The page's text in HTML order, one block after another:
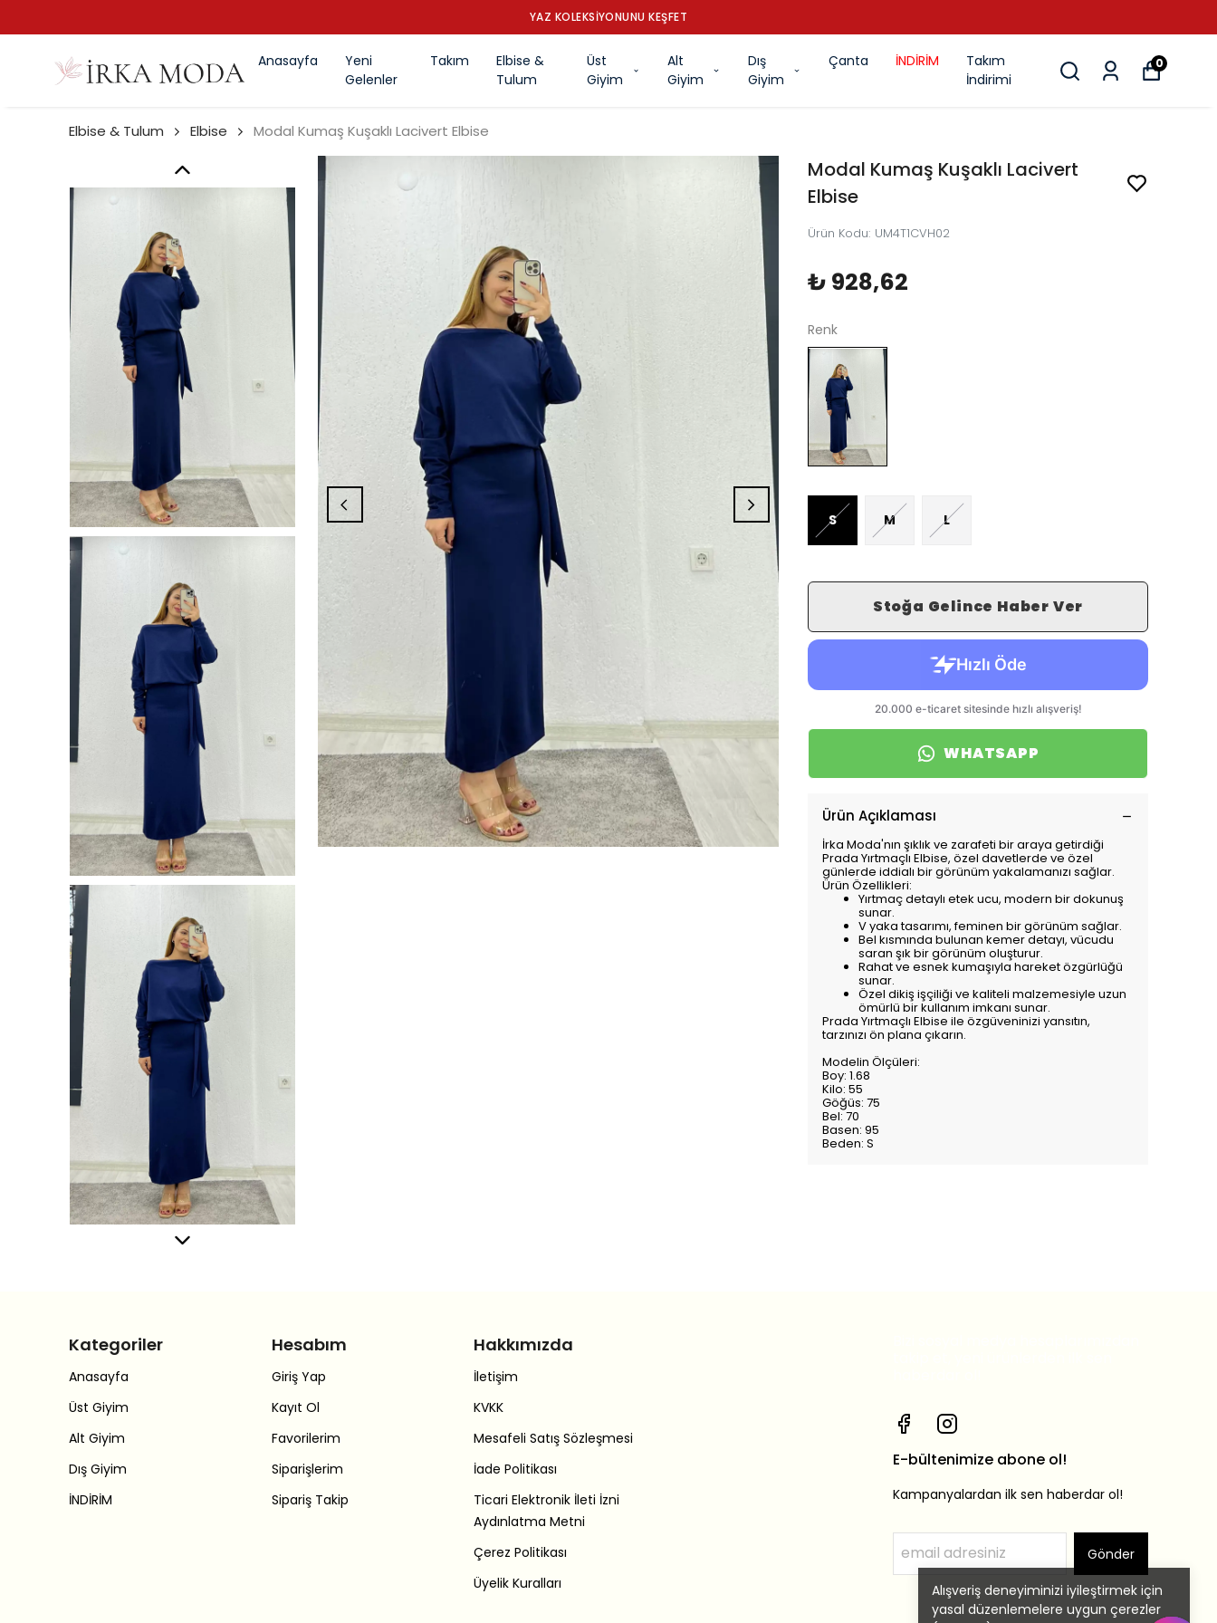
YAZ KOLEKSİYONUNU KEŞFET
Anasayfa
Yeni
Gelenler
Takım
Elbise &
Tulum
Üst
Giyim
Alt
Giyim
Dış
Giyim
Çanta İNDİRİM
Takım
İndirimi
0
Alışveriş deneyiminizi iyileştirmek için
yasal düzenlemelere uygun çerezler
Elbise & Tulum Elbise Modal Kumaş Kuşaklı Lacivert Elbise
Modal Kumaş Kuşaklı Lacivert
Elbise
Ürün Kodu: UM4T1CVH02
₺ 928,62
Renk
S M L
Stoğa Gelince Haber Ver
WHATSAPP
Ürün Açıklaması
İrka Moda'nın şıklık ve zarafeti bir araya getirdiği
Prada Yırtmaçlı Elbise, özel davetlerde ve özel
günlerde iddialı bir görünüm yakalamanızı sağlar.
Ürün Özellikleri:
Yırtmaç detaylı etek ucu, modern bir dokunuş
sunar.
V yaka tasarımı, feminen bir görünüm sağlar.
Bel kısmında bulunan kemer detayı, vücudu
saran şık bir görünüm oluşturur.
Rahat ve esnek kumaşıyla hareket özgürlüğü
sunar.
Özel dikiş işçiliği ve kaliteli malzemesiyle uzun
ömürlü bir kullanım imkanı sunar.
Prada Yırtmaçlı Elbise ile özgüveninizi yansıtın,
tarzınızı ön plana çıkarın.
Modelin Ölçüleri:
Boy: 1.68
Kilo: 55
Göğüs: 75
Bel: 70
Basen: 95
Beden: S
Kategoriler
Anasayfa
Üst Giyim
Alt Giyim
Dış Giyim
İNDİRİM
Hesabım
Giriş Yap
Kayıt Ol
Favorilerim
Siparişlerim
Sipariş Takip
Hakkımızda
İletişim
KVKK
Mesafeli Satış Sözleşmesi
İade Politikası
Ticari Elektronik İleti İzni
Aydınlatma Metni
Çerez Politikası
Üyelik Kuralları
E-bültenimize abone ol!
Kampanyalardan ilk sen haberdar ol!
Gönder